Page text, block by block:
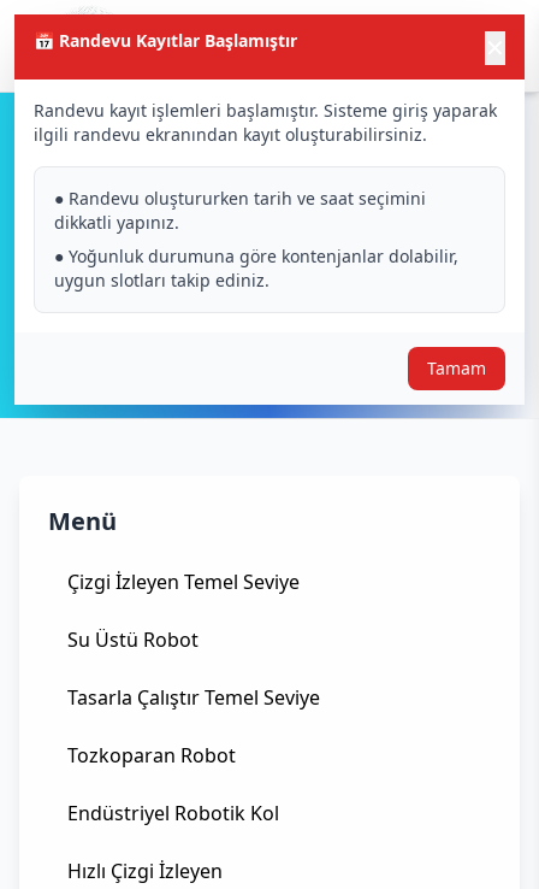
📅 Randevu Kayıtlar Başlamıştır
Randevu kayıt işlemleri başlamıştır. Sisteme giriş yaparak
ilgili randevu ekranından kayıt oluşturabilirsiniz.
● Randevu oluştururken tarih ve saat seçimini
dikkatli yapınız.
● Yoğunluk durumuna göre kontenjanlar dolabilir,
uygun slotları takip ediniz.
Tamam
Siber Güvenlik
Menü
Çizgi İzleyen Temel Seviye
Su Üstü Robot
Tasarla Çalıştır Temel Seviye
Tozkoparan Robot
Endüstriyel Robotik Kol
Hızlı Çizgi İzleyen